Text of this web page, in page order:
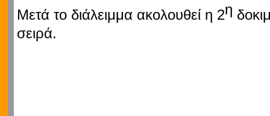
Μετά το διάλειμμα ακολουθεί η 2η
σειρά.